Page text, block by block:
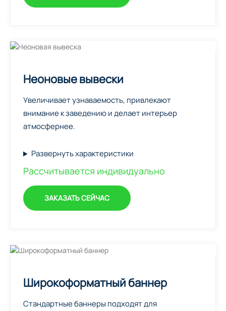
Неоновые вывески
Увеличивает узнаваемость, привлекают
внимание к заведению и делает интерьер
атмосфернее.
Развернуть характеристики
Рассчитывается индивидуально
ЗАКАЗАТЬ СЕЙЧАС
Широкоформатный баннер
Стандартные баннеры подходят для